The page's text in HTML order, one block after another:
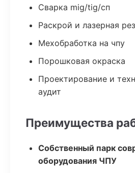
Сварка mig/tig/сп
Раскрой и лазерная
Мехобработка на чпу
Порошковая окраска
Проектирование и
аудит
Преимущества
Собственный парк
оборудования ЧПУ